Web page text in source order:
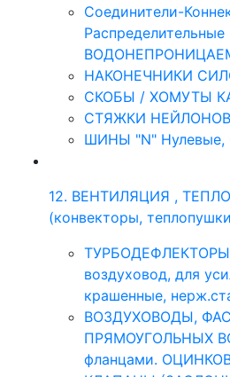
Соединители-
Распределительные
НАКОНЕЧНИКИ
СКОБЫ / ХОМУТЫ
СТЯЖКИ
ШИНЫ "N" Нулевые,
12. ВЕНТИЛЯЦИЯ ,
(конвекторы,
воздуховод, для
крашенные,
ВОЗДУХОВОДЫ,
ПРЯМОУГОЛЬНЫХ
фланцами.